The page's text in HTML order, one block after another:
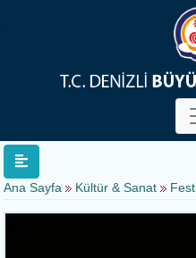
Ana Sayfa Kültür & Sanat